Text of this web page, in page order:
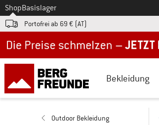
Zum
ShopBasislager
Portofrei ab 69 € (AT)
Bekleidung
Outdoor Bekleidung